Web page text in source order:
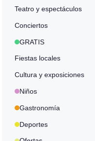
Teatro y espectáculos
Conciertos
GRATIS
Fiestas locales
Cultura y exposiciones
Niños
Gastronomía
Deportes